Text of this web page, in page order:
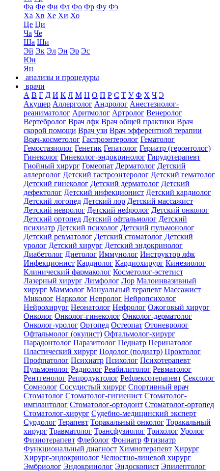
Фа Фе Фи Фл Фо Фр Фу Фэ
Ха Хв Хе Хи Хо
Це Ци
Ча Че
Ша Ши
Эй Эк Эл Эн Эр Эс
Юн
Ян
анализы и процедуры
врачи
А В Г Д И К Л М Н О П Р С Т У Ф Х Ч Э
Акушер Аллерголог Андролог Анестезиолог-
реаниматолог Аритмолог Артролог Венеролог
Вертебролог Врач лфк Врач общей практики Врач
скорой помощи Врач узи Врач эфферентной терапии
Врач-косметолог Гастроэнтеролог Гематолог
Гемостазиолог Генетик Гепатолог Гериатр (геронтолог)
Гинеколог Гинеколог-эндокринолог Гирудотерапевт
Гнойный хирург Гомеопат Дерматолог Детский
аллерголог Детский гастроэнтеролог Детский гематолог
Детский гинеколог Детский дерматолог Детский
дефектолог Детский инфекционист Детский кардиолог
Детский логопед Детский лор Детский массажист
Детский невролог Детский нефролог Детский онколог
Детский ортопед Детский офтальмолог Детский
психиатр Детский психолог Детский пульмонолог
Детский ревматолог Детский стоматолог Детский
уролог Детский хирург Детский эндокринолог
Диабетолог Диетолог Иммунолог Инструктор лфк
Инфекционист Кардиолог Кардиохирург Кинезиолог
Клинический фармаколог Косметолог-эстетист
Лазерный хирург Лимфолог Лор Малоинвазивный
хирург Маммолог Мануальный терапевт Массажист
Миколог Нарколог Невролог Нейропсихолог
Нейрохирург Неонатолог Нефролог Ожоговый хирург
Онколог Онколог-гинеколог Онколог-дерматолог
Онколог-уролог Ортопед Остеопат Отоневролог
Офтальмолог (окулист) Офтальмолог-хирург
Парадонтолог Паразитолог Педиатр Перинатолог
Пластический хирург Подолог (подиатр) Проктолог
Профпатолог Психиатр Психолог Психотерапевт
Пульмонолог Радиолог Реабилитолог Ревматолог
Рентгенолог Репродуктолог Рефлексотерапевт Сексолог
Сомнолог Сосудистый хирург Спортивный врач
Стоматолог Стоматолог-гигиенист Стоматолог-
имплантолог Стоматолог-ортодонт Стоматолог-ортопед
Стоматолог-хирург Судебно-медицинский эксперт
Сурдолог Терапевт Торакальный онколог Торакальный
хирург Травматолог Трансфузиолог Трихолог Уролог
Физиотерапевт Флеболог Фониатр Фтизиатр
Функциональный диагност Химиотерапевт Хирург
Хирург-эндокринолог Челюстно-лицевой хирург
Эмбриолог Эндокринолог Эндоскопист Эпилептолог